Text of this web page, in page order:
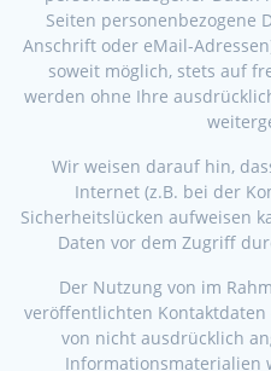
Seiten personenbezogene
Anschrift oder eMail-
soweit möglich, stets auf
werden ohne Ihre
Wir weisen darauf hin,
Internet (z.B. bei der
Sicherheitslücken aufweisen
Daten vor dem Zugriff
Der Nutzung von im
veröffentlichten
von nicht ausdrücklich
Informationsmaterialien